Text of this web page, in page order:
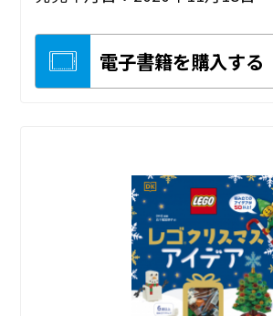
電子書籍を購入する